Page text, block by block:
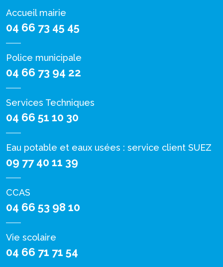
Accueil mairie
04 66 73 45 45
Police municipale
04 66 73 94 22
Services Techniques
04 66 51 10 30
Eau potable et eaux usées : service client SUEZ
09 77 40 11 39
CCAS
04 66 53 98 10
Vie scolaire
04 66 71 71 54